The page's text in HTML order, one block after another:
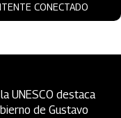
CONECTADO
UNESCO destaca
de Gustavo